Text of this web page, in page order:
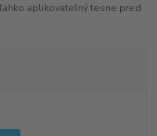
aplikovateľný tesne pred